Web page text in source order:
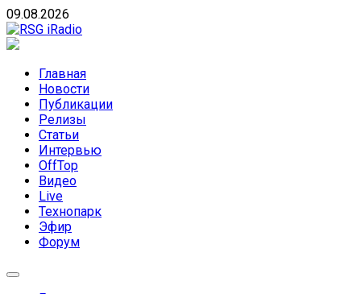
Skip
to
content
09.08.2026
направлений без возрастных ограничений
Главная
Новости
Публикации
Релизы
Статьи
Интервью
OffTop
Видео
Live
Технопарк
Эфир
Форум